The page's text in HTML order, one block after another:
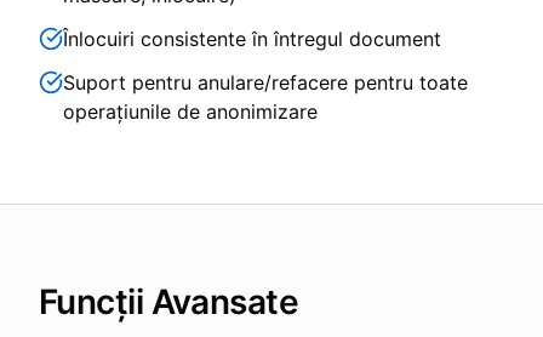
Înlocuiri consistente în întregul document
Suport pentru anulare/refacere pentru toate
operațiunile de anonimizare
Funcții Avansate